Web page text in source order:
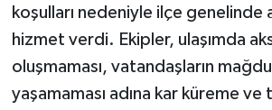
koşulları nedeniyle ilçe genelinde
hizmet verdi. Ekipler, ulaşımda
oluşmaması, vatandaşların
yaşamaması adına kar küreme ve
TİCARET
YAŞAM